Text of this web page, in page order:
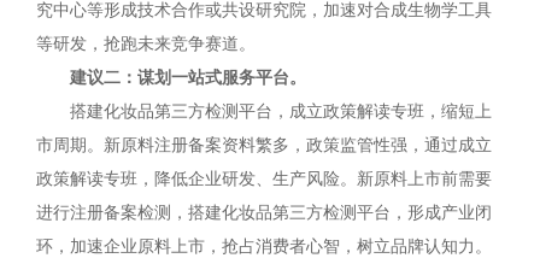
究中心等形成技术合作或共设研究院，加速对合成生物学工具
等研发，抢跑未来竞争赛道。
建议二：谋划一站式服务平台。
搭建化妆品第三方检测平台，成立政策解读专班，缩短上
市周期。新原料注册备案资料繁多，政策监管性强，通过成立
政策解读专班，降低企业研发、生产风险。新原料上市前需要
进行注册备案检测，搭建化妆品第三方检测平台，形成产业闭
环，加速企业原料上市，抢占消费者心智，树立品牌认知力。